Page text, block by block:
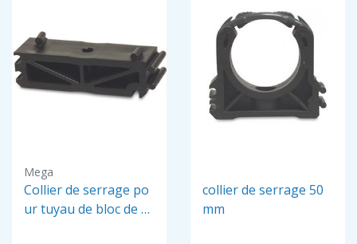
Mega
Collier de serrage po
ur tuyau de bloc de re
collier de serrage 50
mm